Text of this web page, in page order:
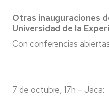
Otras inauguraciones
Universidad de la
Con conferencias
7 de octubre, 17h – Jaca: